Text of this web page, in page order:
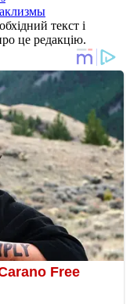
текст і
це редакцію.